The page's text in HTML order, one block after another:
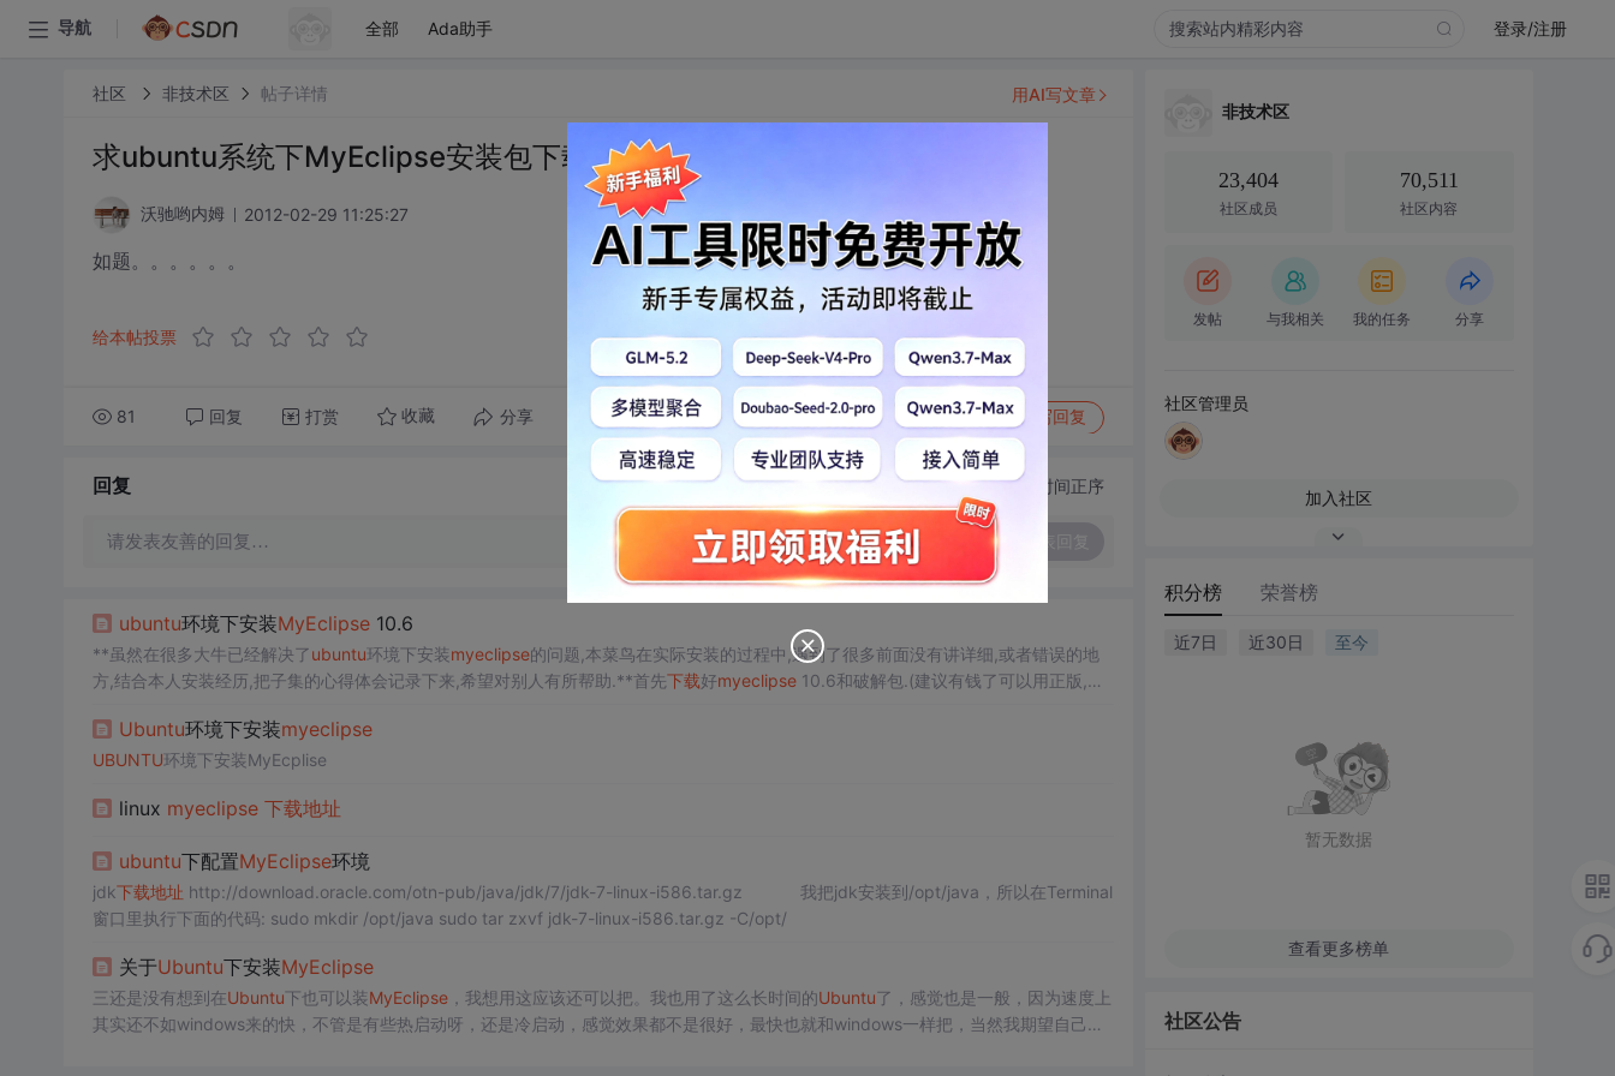
导航 全部 Ada助手 登录/注册
社区 非技术区 帖子详情
求ubuntu系统下MyEclipse安装包下载地址
沃驰哟内姆 2012-02-29 11:25:27
如题。。。。。。
给本帖投票
81 回复 打赏 收藏 分享 转发到动态 举报 写回复
用AI写文章
回复 切换为时间正序
请发表友善的回复…
ubuntu环境下安装MyEclipse10.6
**虽然在很多大牛已经解决了ubuntu环境下安装myeclipse的问题,本菜鸟在实际安装的过程中,遇到了很多前面没有讲详细,或者错误的地
方,结合本人安装经历,把子集的心得体会记录下来,希望对别人有所帮助.**首先下载好myeclipse10.6和破解包.(建议有钱了可以用正版,再
Ubuntu环境下安装myeclipse
UBUNTU环境下安装MyEcplise
linux myeclipse 下载地址
ubuntu下配置MyEclipse环境
jdk下载地址 http://download.oracle.com/otn-pub/java/jdk/7/jdk-7-linux-i586.tar.gz 我把jdk安装到/opt/java，所以在Terminal
窗口里执行下面的代码: sudo mkdir /opt/java sudo tar zxvf jdk-7-linux-i586.tar.gz -C/opt/
关于Ubuntu下安装MyEclipse
三还是没有想到在Ubuntu下也可以装MyEclipse，我想用这应该还可以把。我也用了这么长时间的Ubuntu了，感觉也是一般，因为速度上
其实还不如windows来的快，不管是有些热启动呀，还是冷启动，感觉效果都不是很好，最快也就和windows一样把，当然我期望自己能
非技术区
23,404
社区成员
70,511
社区内容
发帖 与我相关 我的任务 分享
社区管理员
加入社区
积分榜 荣誉榜
近7日 近30日 至今
暂无数据
查看更多榜单
社区公告